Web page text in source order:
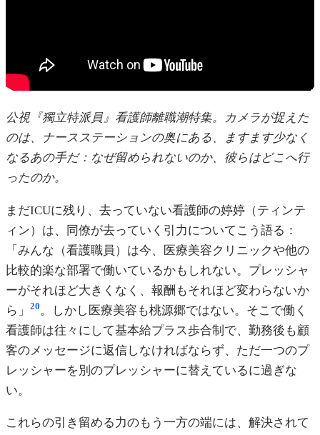
公視『獨立特派員』看護師離職潮特集。カメラが捉えた
のは、ナースステーションの奥にある、ますます少なく
なるあの手だ：なぜ留められないのか、彼らはどこへ行
ったのか。
まだICUに残り、去っていない看護師の婷婷（ティンテ
ィン）は、同僚が去っていく引力についてこう語る：
「みんな（看護職員）は今、医療美容クリニックや他の
比較的楽な部署で働いているかもしれない。プレッシャ
ーがそれほど大きくなく、報酬もそれほど変わらないか
ら」
20 。しかし医療美容も桃源郷ではない。そこで働く
看護師は往々にして基本給プラス歩合制で、勤務後も顧
客のメッセージに返信しなければならず、ただ一つのプ
レッシャーを別のプレッシャーに替えているに過ぎな
い。
これらの引き留める力のもう一方の端には、解決されて